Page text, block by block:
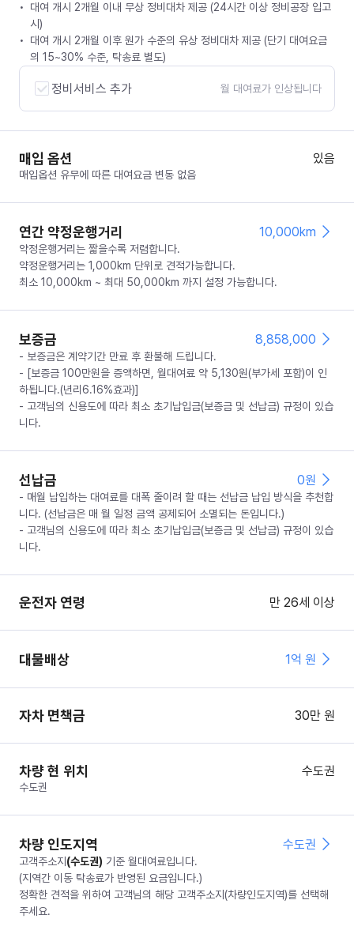
대여 개시 2개월 이내 무상 정비대차 제공 (24시간 이상 정비공장 입고
시)
대여 개시 2개월 이후 원가 수준의 유상 정비대차 제공 (단기 대여요금
의 15~30% 수준, 탁송료 별도)
정비서비스 추가 월 대여료가 인상됩니다
매입 옵션 있음
매입옵션 유무에 따른 대여요금 변동 없음
연간 약정운행거리 10,000km
약정운행거리는 짧을수록 저렴합니다.
약정운행거리는 1,000km 단위로 견적가능합니다.
최소 10,000km ~ 최대 50,000km 까지 설정 가능합니다.
보증금 8,858,000
- 보증금은 계약기간 만료 후 환불해 드립니다.
- [보증금 100만원을 증액하면, 월대여료 약 5,130원(부가세 포함)이 인
하됩니다.(년리6.16%효과)]
- 고객님의 신용도에 따라 최소 초기납입금(보증금 및 선납금) 규정이 있습
니다.
선납금 0원
- 매월 납입하는 대여료를 대폭 줄이려 할 때는 선납금 납입 방식을 추천합
니다. (선납금은 매 월 일정 금액 공제되어 소멸되는 돈입니다.)
- 고객님의 신용도에 따라 최소 초기납입금(보증금 및 선납금) 규정이 있습
니다.
운전자 연령 만 26세 이상
대물배상 1억 원
자차 면책금 30만 원
차량 현 위치 수도권
수도권
차량 인도지역 수도권
고객주소지 (수도권) 기준 월대여료입니다.
(지역간 이동 탁송료가 반영된 요금입니다.)
정확한 견적을 위하여 고객님의 해당 고객주소지(차량인도지역)를 선택해
주세요.